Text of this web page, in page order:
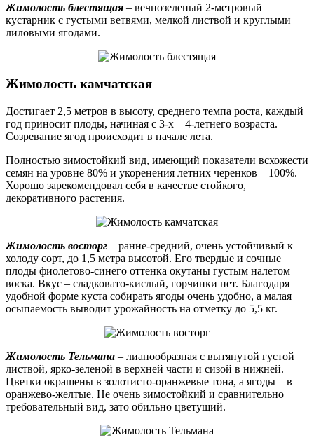
Жимолость блестящая – вечнозеленый 2-метровый
кустарник с густыми ветвями, мелкой листвой и круглыми
лиловыми ягодами.
Жимолость камчатская
Достигает 2,5 метров в высоту, среднего темпа роста, каждый
год приносит плоды, начиная с 3-х – 4-летнего возраста.
Созревание ягод происходит в начале лета.
Полностью зимостойкий вид, имеющий показатели всхожести
семян на уровне 80% и укоренения летних черенков – 100%.
Хорошо зарекомендовал себя в качестве стойкого,
декоративного растения.
Жимолость восторг – ранне-средний, очень устойчивый к
холоду сорт, до 1,5 метра высотой. Его твердые и сочные
плоды фиолетово-синего оттенка окутаны густым налетом
воска. Вкус – сладковато-кислый, горчинки нет. Благодаря
удобной форме куста собирать ягоды очень удобно, а малая
осыпаемость выводит урожайность на отметку до 5,5 кг.
Жимолость Тельмана – лианообразная с вытянутой густой
листвой, ярко-зеленой в верхней части и сизой в нижней.
Цветки окрашены в золотисто-оранжевые тона, а ягоды – в
оранжево-желтые. Не очень зимостойкий и сравнительно
требовательный вид, зато обильно цветущий.